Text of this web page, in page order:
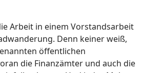
Arbeit in einem Vorstandsarbeit
Denn keiner weiß,
öffentlichen
die Finanzämter und auch die